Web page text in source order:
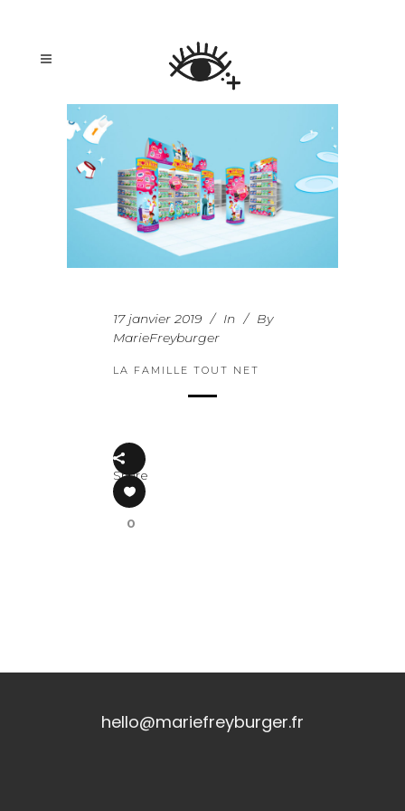
17 janvier 2019 In
By
MarieFreyburger
LA FAMILLE TOUT NET
Share
0
hello@mariefreyburger.fr